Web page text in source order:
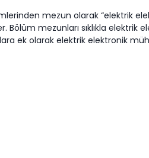
mezun olarak “elektrik
mezunları sıklıkla elektrik
ek olarak elektrik elektronik